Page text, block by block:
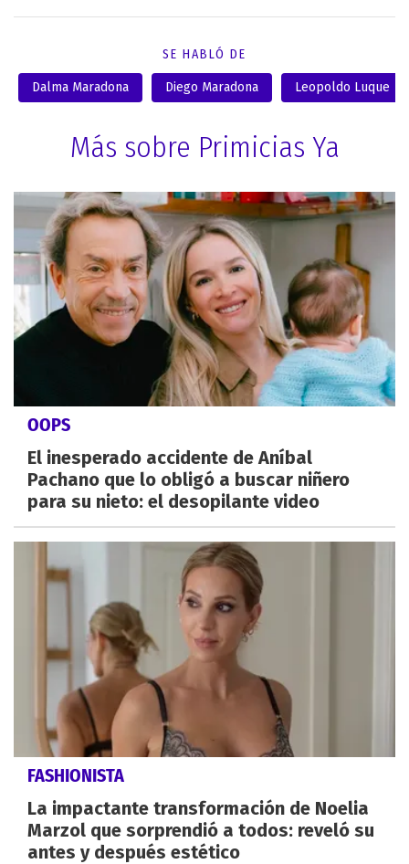
SE HABLÓ DE
Dalma Maradona Diego Maradona Leopoldo Luque
Más sobre Primicias Ya
OOPS
El inesperado accidente de Aníbal
Pachano que lo obligó a buscar niñero
para su nieto: el desopilante video
FASHIONISTA
La impactante transformación de Noelia
Marzol que sorprendió a todos: reveló su
antes y después estético